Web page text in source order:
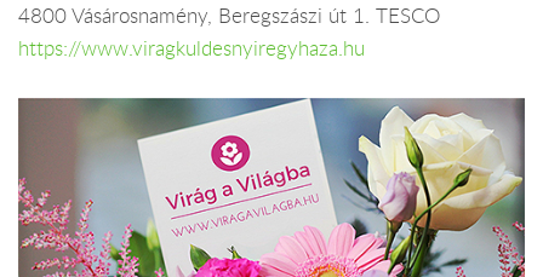
4800 Vásárosnamény, Beregszászi út 1. TESCO
https://www.viragkuldesnyiregyhaza.hu